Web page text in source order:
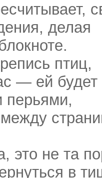
делая
птиц,
— ей будет
перьями,
между
это не та
в